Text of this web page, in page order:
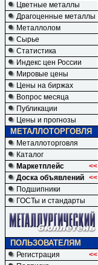
Цветные металлы
Драгоценные металлы
Металлолом
Сырье
Статистика
Индекс цен России
Мировые цены
Цены на биржах
Вопрос месяца
Публикации
Цены и прогнозы
МЕТАЛЛОТОРГОВЛЯ
Металлоторговля
Каталог
Маркетплейс
<<
Доска объявлений <<
Подшипники
ГОСТы и стандарты
ПОЛЬЗОВАТЕЛЯМ
Регистрация
<<